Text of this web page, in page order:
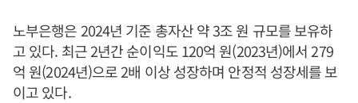
노부은행은 2024년 기준 총자산 약 3조 원 규모를 보유하
고 있다. 최근 2년간 순이익도 120억 원(2023년)에서 279
억 원(2024년)으로 2배 이상 성장하며 안정적 성장세를 보
이고 있다.